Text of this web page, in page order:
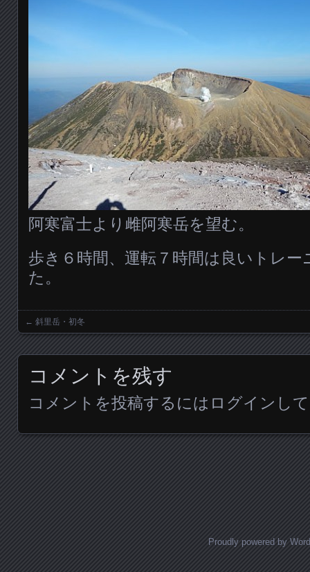
阿寒富士より雌阿寒岳を望む。
歩き６時間、運転７時間は良いトレ
た。
Posts navigation
← 斜里岳・初冬
コメントを残す
コメントを投稿するには ログイン し
Proudly powered by